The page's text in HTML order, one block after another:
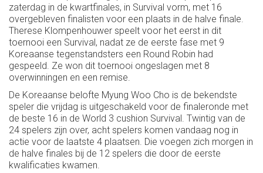
zaterdag in de kwartfinales, in Survival vorm, met 16
overgebleven finalisten voor een plaats in de halve finale.
Therese Klompenhouwer speelt voor het eerst in dit
toernooi een Survival, nadat ze de eerste fase met 9
Koreaanse tegenstandsters een Round Robin had
gespeeld. Ze won dit toernooi ongeslagen met 8
overwinningen en een remise.
De Koreaanse belofte Myung Woo Cho is de bekendste
speler die vrijdag is uitgeschakeld voor de finaleronde met
de beste 16 in de World 3 cushion Survival. Twintig van de
24 spelers zijn over, acht spelers komen vandaag nog in
actie voor de laatste 4 plaatsen. Die voegen zich morgen in
de halve finales bij de 12 spelers die door de eerste
kwalificaties kwamen.